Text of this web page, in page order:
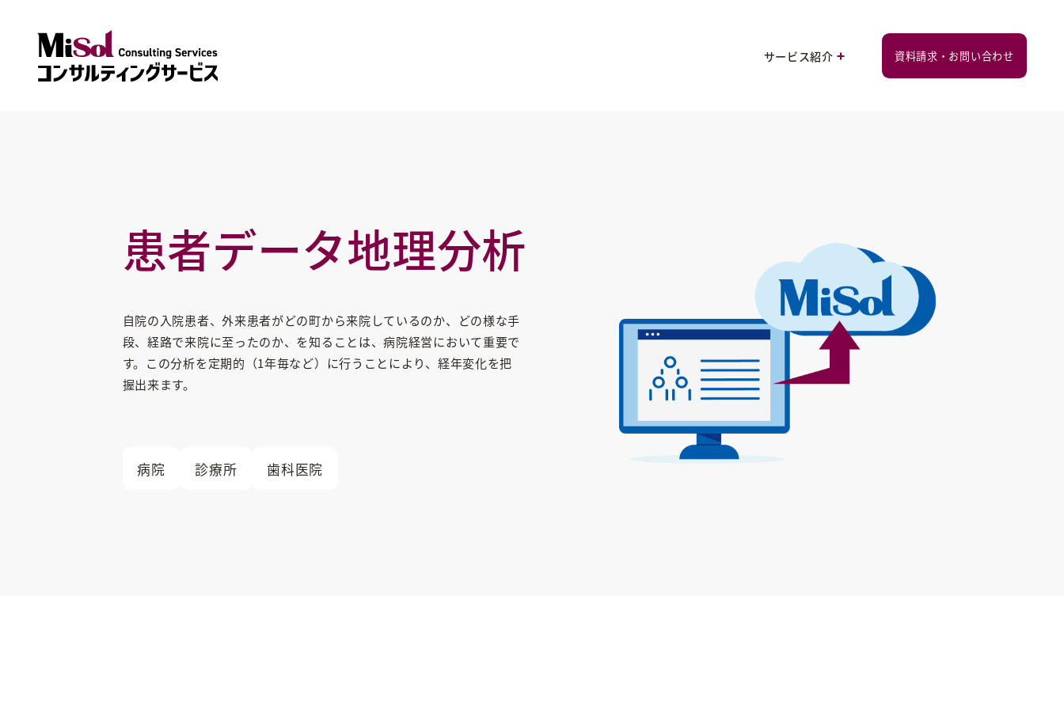
サービス紹介 資料請求・お問い合わせ
患者データ地理分析
自院の入院患者、外来患者がどの町から来院しているのか、どの様な手
段、経路で来院に至ったのか、を知ることは、病院経営において重要で
す。この分析を定期的（1年毎など）に行うことにより、経年変化を把
握出来ます。
病院 診療所 歯科医院